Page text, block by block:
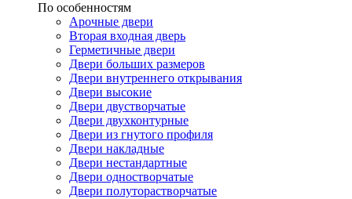
По особенностям
Арочные двери
Вторая входная дверь
Герметичные двери
Двери больших размеров
Двери внутреннего открывания
Двери высокие
Двери двустворчатые
Двери двухконтурные
Двери из гнутого профиля
Двери накладные
Двери нестандартные
Двери одностворчатые
Двери полуторастворчатые